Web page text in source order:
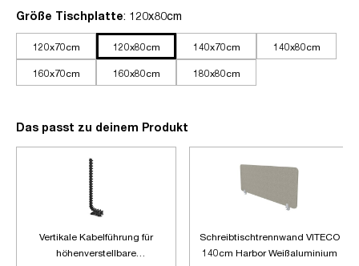
Größe Tischplatteauswählen
: 120x80cm
120x70cm 120x80cm 140x70cm 140x80cm
160x70cm 160x80cm 180x80cm
Das passt zu deinem Produkt
Vertikale Kabelführung für
höhenverstellbare
Schreibtischtrennwand VITECO
140cm Harbor Weißaluminium